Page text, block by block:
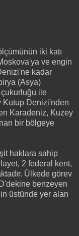
iki katı
ve engin
kadar
(Asya)
çukurluğu ile
Kutup Denizi'nden
Karadeniz, Kuzey
bir bölgeye
haklara sahip
2 federal kent,
Ülkede görev
benzeyen
üstünde yer alan